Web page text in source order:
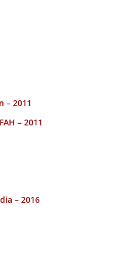
– 2011
– 2011
– 2016